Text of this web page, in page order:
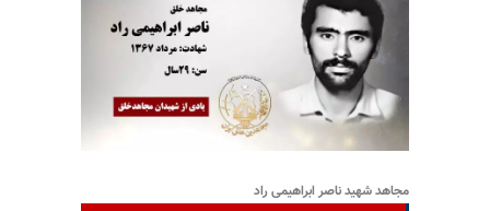
مجاهد شهید ناصر ابراهیمی راد